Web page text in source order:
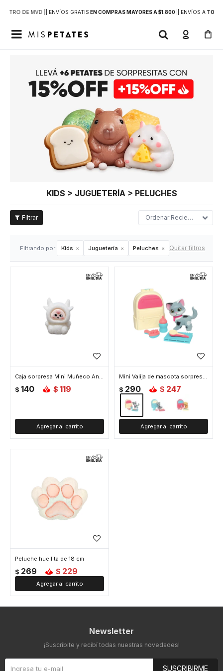
DE MVD | | ENVÍOS GRATIS EN COMPRAS MAYORES A $1.800 | ENVÍOS ATODO

KIDS > JUGUETERÍA > PELUCHES
Recientes
Filtrando por: Kids Juguetería Peluches Quitar filtros
Caja sorpresa Mini Muñeco Animalitos
$ 140 $ 119
Mini Valija de mascota sorpresa - Beige
$ 290 $ 247
Peluche huellita de 18 cm
$ 269 $ 229
Newsletter
¡Suscribite y recibí todas nuestras novedades!
SUSCRIBIRME